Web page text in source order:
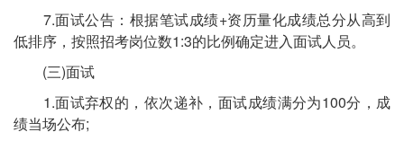
7.面试公告：根据笔试成绩+资历量化成绩总分从高到
低排序，按照招考岗位数1:3的比例确定进入面试人员。
(三)面试
1.面试弃权的，依次递补，面试成绩满分为100分，成
绩当场公布;